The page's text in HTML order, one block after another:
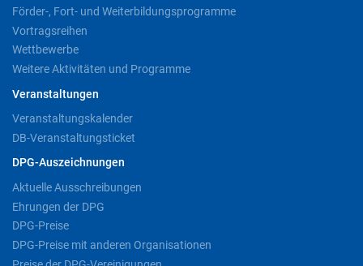
Förder-, Fort- und Weiterbildungsprogramme
Vortragsreihen
Wettbewerbe
Weitere Aktivitäten und Programme
Veranstaltungen
Veranstaltungskalender
DB-Veranstaltungsticket
DPG-Auszeichnungen
Aktuelle Ausschreibungen
Ehrungen der DPG
DPG-Preise
DPG-Preise mit anderen Organisationen